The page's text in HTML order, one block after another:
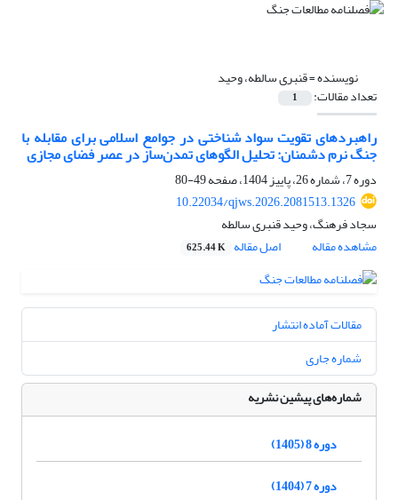
نویسنده =قنبری سالطه، وحید
تعداد مقالات: 1
راهبردهای تقویت سواد شناختی در جوامع اسلامی برای مقابله با
جنگ نرم دشمنان: تحلیل الگوهای تمدن‌ساز در عصر فضای مجازی
دوره 7، شماره 26، پاییز 1404، صفحه
49-80
10.22034/qjws.2026.2081513.1326
سجاد فرهنگ، وحید قنبری سالطه
مشاهده مقاله
اصل مقاله 625.44 K
مقالات آماده انتشار
شماره جاری
شماره‌های پیشین نشریه
دوره 8 (1405)
دوره 7 (1404)